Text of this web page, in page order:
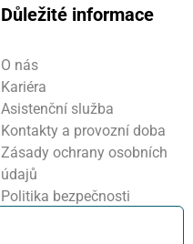
Důležité informace
O nás
Kariéra
Asistenční služba
Kontakty a provozní doba
Zásady ochrany osobních
údajů
Politika bezpečnosti